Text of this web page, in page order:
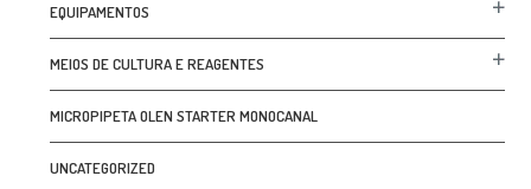
EQUIPAMENTOS
MEIOS DE CULTURA E REAGENTES
MICROPIPETA OLEN STARTER MONOCANAL
UNCATEGORIZED